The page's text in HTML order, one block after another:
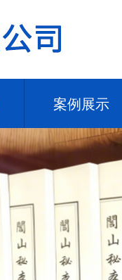
案例展示